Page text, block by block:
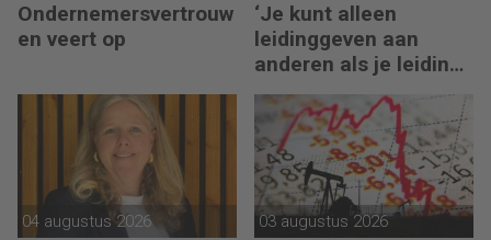
Ondernemersvertrouw
en veert op
‘Je kunt alleen
leidinggeven aan
anderen als je leiding
kunt geven aan jezelf’
04 augustus 2026 03 augustus 2026